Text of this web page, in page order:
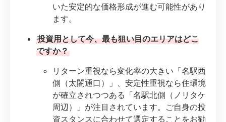
いた安定的な価格形成が進む可能性があり
ます。
投資用として今、最も狙い目のエリアはどこ
ですか？
リターン重視なら変化率の大きい「名駅西
側（太閤通口）」、安定性重視なら住環境
が確立されつつある「名駅北側（ノリタケ
周辺）」が注目されています。ご自身の投
資スタンスに合わせて選定することをお勧